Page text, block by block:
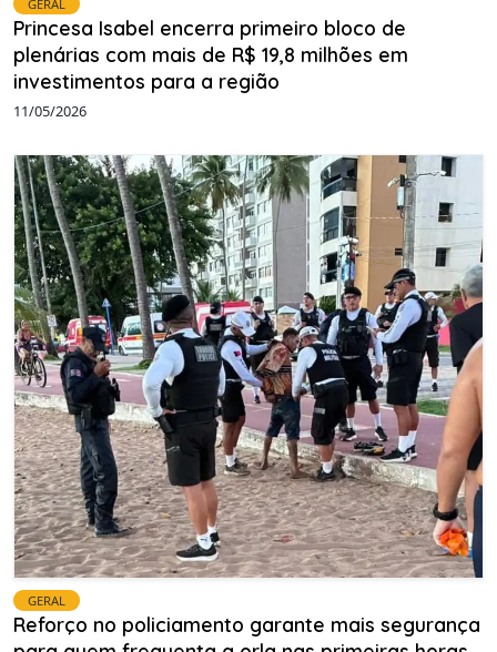
GERAL
Princesa Isabel encerra primeiro bloco de
plenárias com mais de R$ 19,8 milhões em
investimentos para a região
11/05/2026
GERAL
Reforço no policiamento garante mais segurança